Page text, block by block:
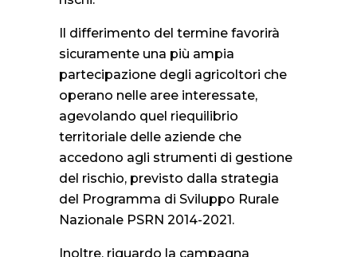
Il differimento del termine favorirà
sicuramente una più ampia
partecipazione degli agricoltori che
operano nelle aree interessate,
agevolando quel riequilibrio
territoriale delle aziende che
accedono agli strumenti di gestione
del rischio, previsto dalla strategia
del Programma di Sviluppo Rurale
Nazionale PSRN 2014-2021.
Inoltre, riguardo la campagna